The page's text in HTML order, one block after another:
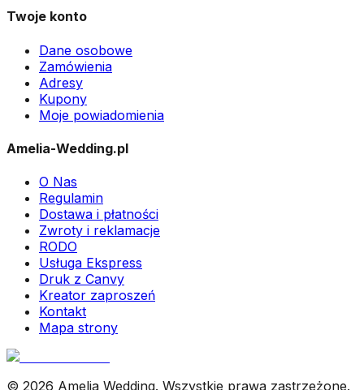
Twoje konto
Dane osobowe
Zamówienia
Adresy
Kupony
Moje powiadomienia
Amelia-Wedding.pl
O Nas
Regulamin
Dostawa i płatności
Zwroty i reklamacje
RODO
Usługa Ekspress
Druk z Canvy
Kreator zaproszeń
Kontakt
Mapa strony
© 2026 Amelia Wedding. Wszystkie prawa zastrzeżone.